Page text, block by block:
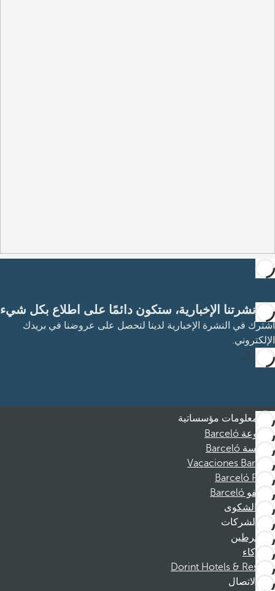
مع نشرتنا الإخبارية، ستكون دائمًا على اطلاع بكل شيء
اشترك في النشرة الإخبارية لدينا لتحصل على عروضنا في بريدك
الإلكتروني.
الاشتراك
معلومات مؤسساتية
مجموعة Barceló
مؤسسة Barceló
Vacaciones Barceló
Barceló Films
موظفو Barceló
قناة الشكوى
الشركات
المنخرطين
الشركاء
Dorint Hotels & Resorts
الاتصال